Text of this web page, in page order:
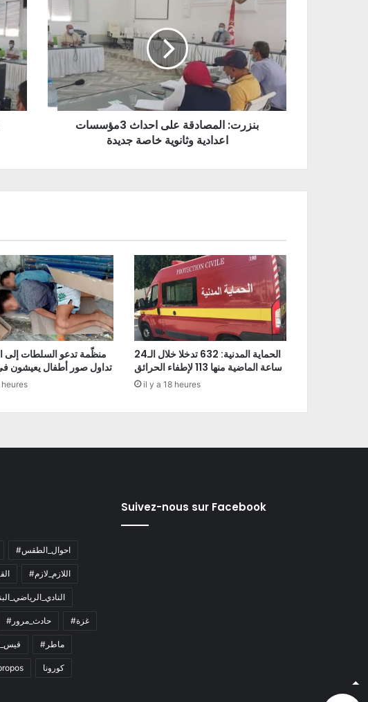
بنزرت: المصادقة على احداث 3مؤسسات
اعدادية وثانوية خاصة جديدة
منظّمة تدعو السلطات إلى
تداول صور أطفال يعيشون
الحماية المدنية: 632 تدخلا خلال الـ24
ساعة الماضية منها 113 لإطفاء الحرائق
il y a 18 heures
#احوال_الطقس
#اللازم_لازم
#حادث_مرور #غزة
#ماطر
كورونا
Suivez-nous sur Facebook